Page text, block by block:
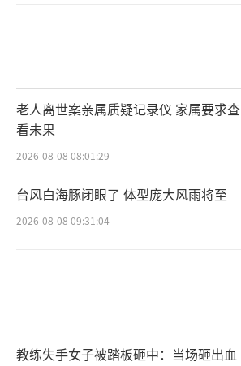
老人离世案亲属质疑记录仪 家属要求查
看未果
2026-08-08 08:01:29
台风白海豚闭眼了 体型庞大风雨将至
2026-08-08 09:31:04
教练失手女子被踏板砸中：当场砸出血